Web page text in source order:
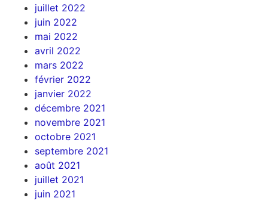
juillet 2022
juin 2022
mai 2022
avril 2022
mars 2022
février 2022
janvier 2022
décembre 2021
novembre 2021
octobre 2021
septembre 2021
août 2021
juillet 2021
juin 2021